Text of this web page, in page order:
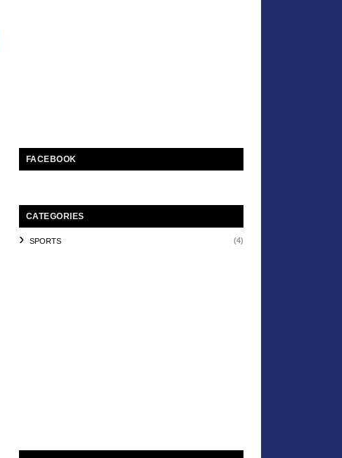
FACEBOOK
CATEGORIES
SPORTS (4)